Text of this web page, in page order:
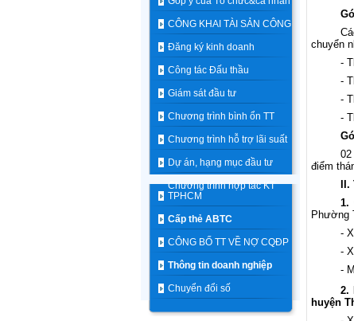
CÔNG KHAI TÀI SẢN CÔNG
Đăng ký kinh doanh
Công tác Đấu thầu
Giám sát đầu tư
Chương trình bình ổn TT
Chương trình hỗ trợ lãi suất
Dự án, hạng mục đầu tư
Chương trình hợp tác KT
TPHCM
Cấp thẻ ABTC
CÔNG BỐ TT VỀ NỢ CQĐP
Thông tin doanh nghiệp
Chuyển đổi số
chuyển
-
-
-
-
điểm
II.
1.
Phường
-
-
-
2.
huyện